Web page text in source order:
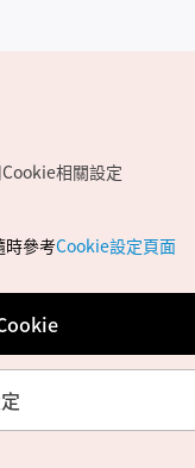
信箱
相關設定
時參考Cookie設定頁面